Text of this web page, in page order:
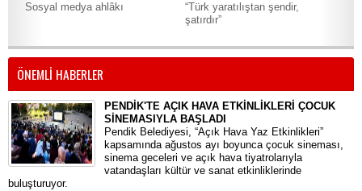
Sosyal medya ahlâkı
“Türk yaratılıştan şendir,
şatırdır”
ÖNEMLİ HABERLER
PENDİK'TE AÇIK HAVA ETKİNLİKLERİ ÇOCUK
SİNEMASIYLA BAŞLADI
Pendik Belediyesi, “Açık Hava Yaz Etkinlikleri”
kapsamında ağustos ayı boyunca çocuk sineması,
sinema geceleri ve açık hava tiyatrolarıyla
vatandaşları kültür ve sanat etkinliklerinde
buluşturuyor.